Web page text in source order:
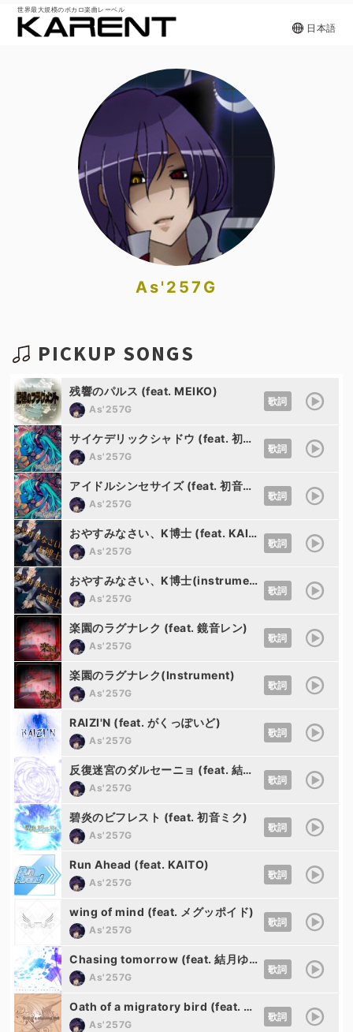
世界最大規模のボカロ楽曲レーベル
日本語
As'257G
PICKUP SONGS
残響のパルス (feat. MEIKO)
As'257G
歌詞
サイケデリックシャドウ (feat. 初音ミク)
As'257G
歌詞
アイドルシンセサイズ (feat. 初音ミク)
As'257G
歌詞
おやすみなさい、K博士 (feat. KAITO)
As'257G
歌詞
おやすみなさい、K博士(instrumental)
As'257G
歌詞
楽園のラグナレク (feat. 鏡音レン)
As'257G
歌詞
楽園のラグナレク(Instrument)
As'257G
歌詞
RAIZI'N (feat. がくっぽいど)
As'257G
歌詞
反復迷宮のダルセーニョ (feat. 結月ゆかり)
As'257G
歌詞
碧炎のビフレスト (feat. 初音ミク)
As'257G
歌詞
Run Ahead (feat. KAITO)
As'257G
歌詞
wing of mind (feat. メグッポイド)
As'257G
歌詞
Chasing tomorrow (feat. 結月ゆかり)
As'257G
歌詞
Oath of a migratory bird (feat. 巡音ルカ)
As'257G
歌詞